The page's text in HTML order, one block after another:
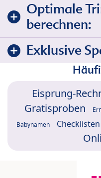
Optimale
berechnen:
Exklusive
Eisprung-
Gratisproben
Babynamen